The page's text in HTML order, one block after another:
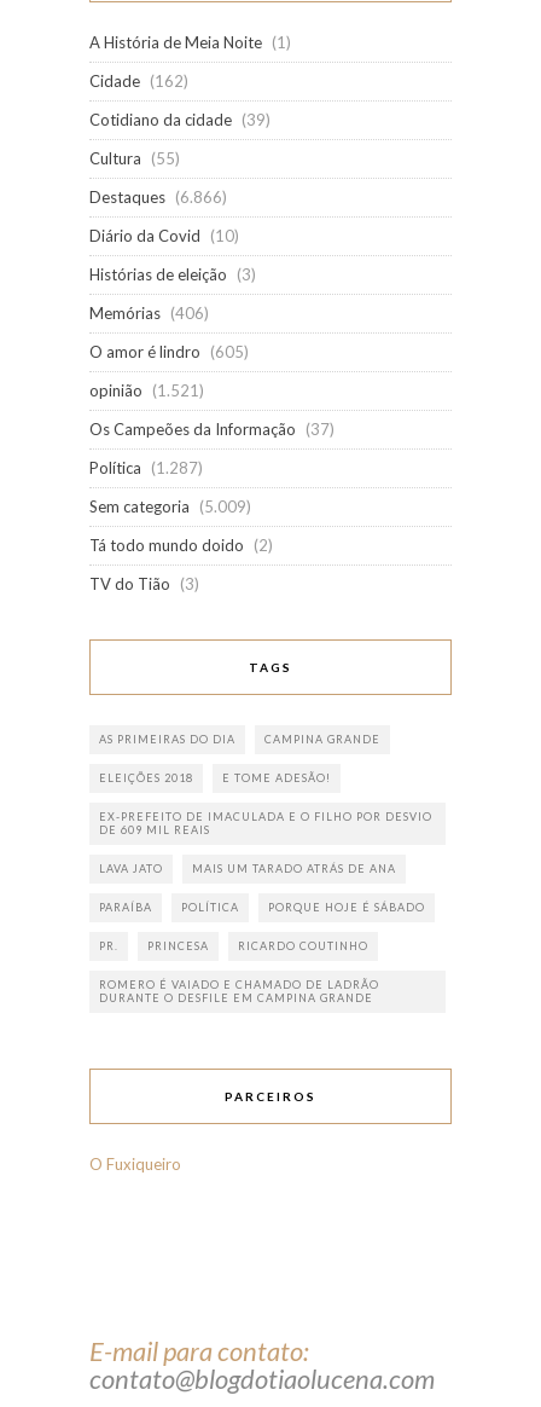
A História de Meia Noite (1)
Cidade (162)
Cotidiano da cidade (39)
Cultura
(55)
Destaques (6.866)
Diário da Covid
(10)
Histórias de eleição
(3)
Memórias (406)
O amor é lindro
(605)
opinião
(1.521)
Os Campeões da Informação
(37)
Política
(1.287)
Sem categoria
(5.009)
Tá todo mundo doido
(2)
TV do Tião
(3)
TAGS
AS PRIMEIRAS DO DIA CAMPINA GRANDE
ELEIÇÕES 2018 E TOME ADESÃO!
EX-PREFEITO DE IMACULADA E O FILHO POR DESVIO
DE 609 MIL REAIS
LAVA JATO MAIS UM TARADO ATRÁS DE ANA
PARAÍBA POLÍTICA PORQUE HOJE É SÁBADO
PR. PRINCESA RICARDO COUTINHO
ROMERO É VAIADO E CHAMADO DE LADRÃO
DURANTE O DESFILE EM CAMPINA GRANDE
PARCEIROS
O Fuxiqueiro
E-mail para contato:
contato@blogdotiaolucena.com